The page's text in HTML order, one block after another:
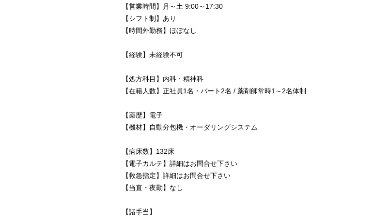
【営業時間】月～土 9:00～17:30
【シフト制】あり
【時間外勤務】ほぼなし
【経験】未経験不可
【処方科目】内科・精神科
【在籍人数】正社員1名・パート2名 / 薬剤師常時1～2名体制
【薬歴】電子
【機材】自動分包機・オーダリングシステム
【病床数】132床
【電子カルテ】詳細はお問合せ下さい
【救急指定】詳細はお問合せ下さい
【当直・夜勤】なし
【諸手当】